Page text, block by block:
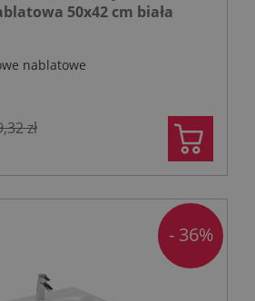
50x42 cm biała
nablatowe
zł
- 36%